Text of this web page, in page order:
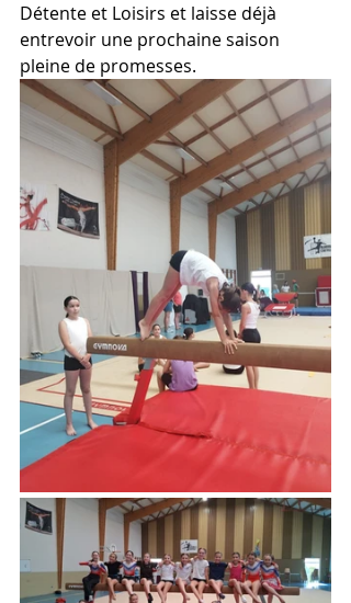
Détente et Loisirs et laisse déjà
entrevoir une prochaine saison
pleine de promesses.